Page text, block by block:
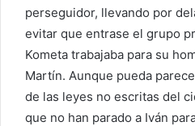
perseguidor, llevando por
evitar que entrase el grupo
Kometa trabajaba para su
Martín. Aunque pueda
de las leyes no escritas del
que no han parado a Iván